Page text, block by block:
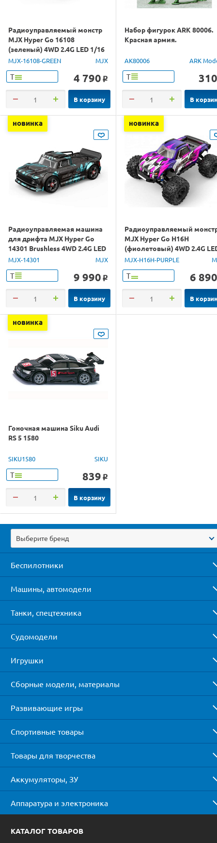
Радиоуправляемый монстр
MJX Hyper Go 16108
(зеленый) 4WD 2.4G LED 1/16
RTR
MJX-16108-GREEN MJX
Т 4 790 o
В корзину
Набор фигурок ARK 80006.
Красная армия.
AK80006 ARK
Т 310
В
новинка
Радиоуправляемая машина
для дрифта MJX Hyper Go
14301 Brushless 4WD 2.4G LED
1/14 RTR
MJX-14301 MJX
Т 9 990 o
В корзину
новинка
Радиоуправляемый
MJX Hyper Go H16H
(фиолетовый) 4WD 2.4G
GPS 1/16 RTR
MJX-H16H-PURPLE
Т 6 890
В
новинка
Гоночная машина Siku Audi
RS 5 1580
SIKU1580 SIKU
Т 839 o
В корзину
Выберите бренд
Беспилотники
Машины, автомодели
Танки, спецтехника
Судомодели
Игрушки
Сборные модели, материалы
Развивающие игры
Спортивные товары
Товары для творчества
Аккумуляторы, ЗУ
Аппаратура и электроника
КАТАЛОГ ТОВАРОВ